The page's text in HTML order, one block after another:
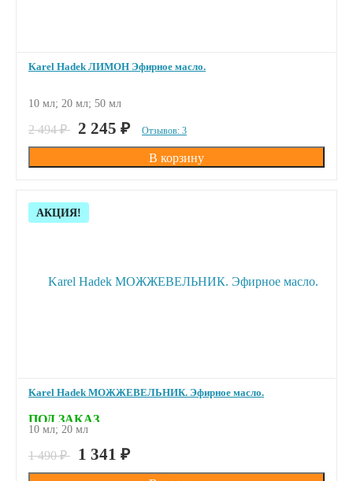
Karel Hadek ЛИМОН Эфирное масло.
ПОД ЗАКАЗ
10 мл; 20 мл; 50 мл
2 494₽ 2 245 ₽ Отзывов: 3
Скидка!
АКЦИЯ!
Karel Hadek МОЖЖЕВЕЛЬНИК. Эфирное масло.
ПОД ЗАКАЗ
10 мл; 20 мл
1 490₽ 1 341 ₽